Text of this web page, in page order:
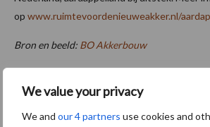
We value your privacy
We and our 4 partners use cookies and
op www.ruimtevoordenieuweakker.nl/
Bron en beeld: BO Akkerbouw
aardappelrassen